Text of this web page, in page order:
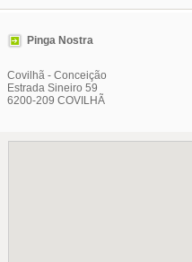
Pinga Nostra
Covilhã - Conceição
Estrada Sineiro 59
6200-209 COVILHÃ